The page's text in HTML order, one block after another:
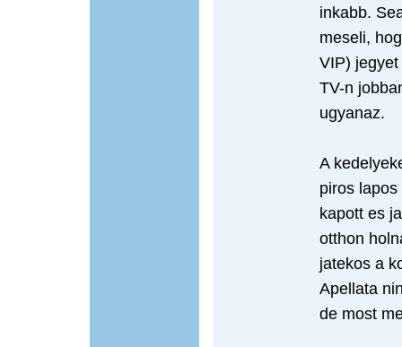
inkabb.
meseli,
VIP)
TV-n
ugyanaz.
A
piros
kapott es
otthon
jatekos a
Apellata
de most